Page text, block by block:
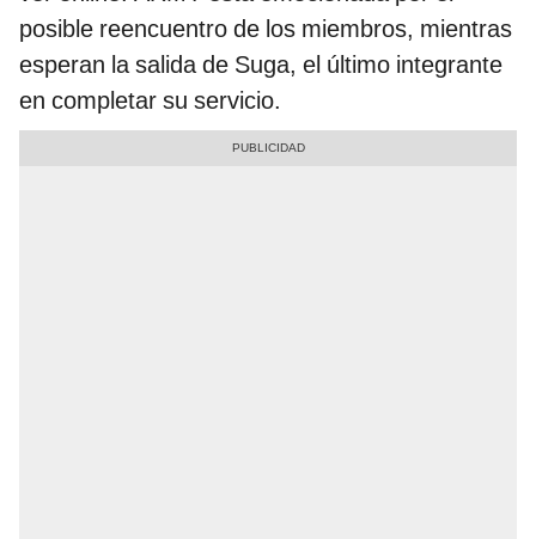
posible reencuentro de los miembros, mientras
esperan la salida de Suga, el último integrante
en completar su servicio.